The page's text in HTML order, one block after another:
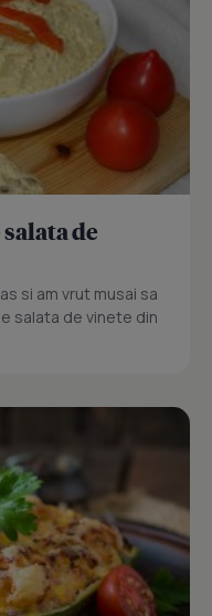
de
si am vrut musai sa
salata de vinete din